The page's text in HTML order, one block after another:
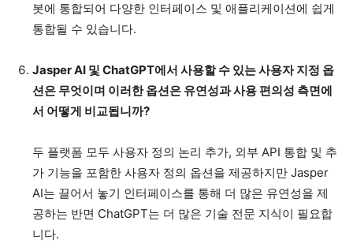
봇에 통합되어 다양한 인터페이스 및 애플리케이션에 쉽게
통합될 수 있습니다.
Jasper AI 및 ChatGPT에서 사용할 수 있는 사용자 지정 옵
션은 무엇이며 이러한 옵션은 유연성과 사용 편의성 측면에
서 어떻게 비교됩니까?
두 플랫폼 모두 사용자 정의 논리 추가, 외부 API 통합 및 추
가 기능을 포함한 사용자 정의 옵션을 제공하지만 Jasper
AI는 끌어서 놓기 인터페이스를 통해 더 많은 유연성을 제
공하는 반면 ChatGPT는 더 많은 기술 전문 지식이 필요합
니다.